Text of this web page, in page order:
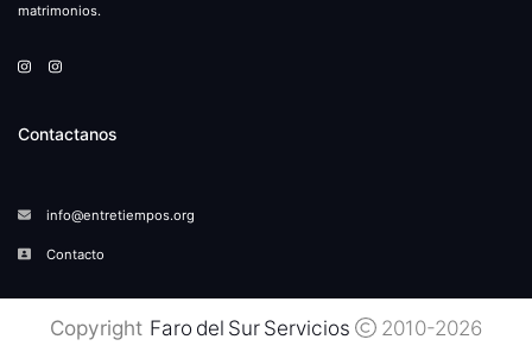
matrimonios.
Contactanos
info@entretiempos.org
Contacto
Copyright Faro del Sur Servicios 2010-2026